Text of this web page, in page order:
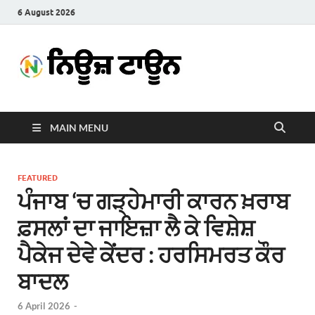
6 August 2026
Town
MAIN MENU
FEATURED
ਪੰਜਾਬ ‘ਚ ਗੜ੍ਹੇਮਾਰੀ ਕਾਰਨ ਖ਼ਰਾਬ
ਫ਼ਸਲਾਂ ਦਾ ਜਾਇਜ਼ਾ ਲੈ ਕੇ ਵਿਸ਼ੇਸ਼
ਪੈਕੇਜ ਦੇਵੇ ਕੇਂਦਰ : ਹਰਸਿਮਰਤ ਕੌਰ
ਬਾਦਲ
6 April 2026 -